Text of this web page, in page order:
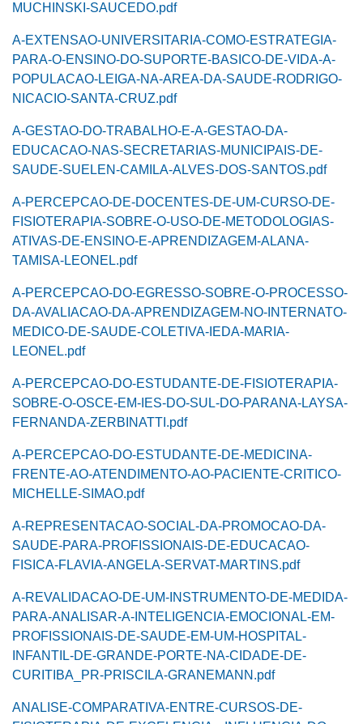
MUCHINSKI-SAUCEDO.pdf
A-EXTENSAO-UNIVERSITARIA-COMO-ESTRATEGIA-
PARA-O-ENSINO-DO-SUPORTE-BASICO-DE-VIDA-A-
POPULACAO-LEIGA-NA-AREA-DA-SAUDE-RODRIGO-
NICACIO-SANTA-CRUZ.pdf
A-GESTAO-DO-TRABALHO-E-A-GESTAO-DA-
EDUCACAO-NAS-SECRETARIAS-MUNICIPAIS-DE-
SAUDE-SUELEN-CAMILA-ALVES-DOS-SANTOS.pdf
A-PERCEPCAO-DE-DOCENTES-DE-UM-CURSO-DE-
FISIOTERAPIA-SOBRE-O-USO-DE-METODOLOGIAS-
ATIVAS-DE-ENSINO-E-APRENDIZAGEM-ALANA-
TAMISA-LEONEL.pdf
A-PERCEPCAO-DO-EGRESSO-SOBRE-O-PROCESSO-
DA-AVALIACAO-DA-APRENDIZAGEM-NO-INTERNATO-
MEDICO-DE-SAUDE-COLETIVA-IEDA-MARIA-
LEONEL.pdf
A-PERCEPCAO-DO-ESTUDANTE-DE-FISIOTERAPIA-
SOBRE-O-OSCE-EM-IES-DO-SUL-DO-PARANA-LAYSA-
FERNANDA-ZERBINATTI.pdf
A-PERCEPCAO-DO-ESTUDANTE-DE-MEDICINA-
FRENTE-AO-ATENDIMENTO-AO-PACIENTE-CRITICO-
MICHELLE-SIMAO.pdf
A-REPRESENTACAO-SOCIAL-DA-PROMOCAO-DA-
SAUDE-PARA-PROFISSIONAIS-DE-EDUCACAO-
FISICA-FLAVIA-ANGELA-SERVAT-MARTINS.pdf
A-REVALIDACAO-DE-UM-INSTRUMENTO-DE-MEDIDA-
PARA-ANALISAR-A-INTELIGENCIA-EMOCIONAL-EM-
PROFISSIONAIS-DE-SAUDE-EM-UM-HOSPITAL-
INFANTIL-DE-GRANDE-PORTE-NA-CIDADE-DE-
CURITIBA_PR-PRISCILA-GRANEMANN.pdf
ANALISE-COMPARATIVA-ENTRE-CURSOS-DE-